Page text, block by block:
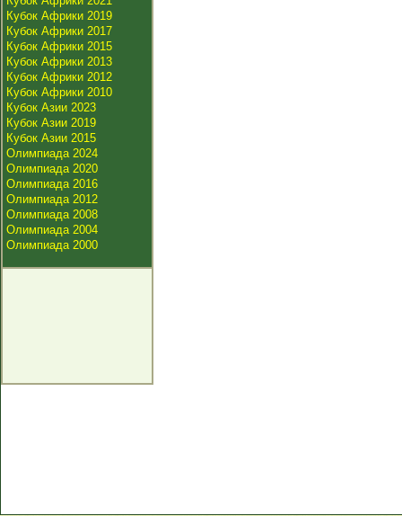
Кубок Африки 2019
Кубок Африки 2017
Кубок Африки 2015
Кубок Африки 2013
Кубок Африки 2012
Кубок Африки 2010
Кубок Азии 2023
Кубок Азии 2019
Кубок Азии 2015
Олимпиада 2024
Олимпиада 2020
Олимпиада 2016
Олимпиада 2012
Олимпиада 2008
Олимпиада 2004
Олимпиада 2000